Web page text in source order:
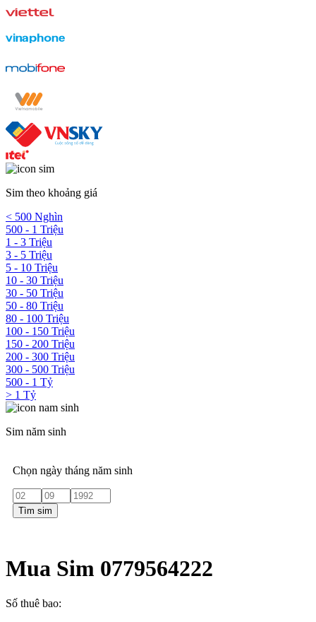
Sim theo khoảng giá
< 500 Nghìn
500 - 1 Triệu
1 - 3 Triệu
3 - 5 Triệu
5 - 10 Triệu
10 - 30 Triệu
30 - 50 Triệu
50 - 80 Triệu
80 - 100 Triệu
100 - 150 Triệu
150 - 200 Triệu
200 - 300 Triệu
300 - 500 Triệu
500 - 1 Tỷ
> 1 Tỷ
Sim năm sinh
Chọn ngày tháng năm sinh
Tìm sim
Mua Sim 0779564222
Số thuê bao: